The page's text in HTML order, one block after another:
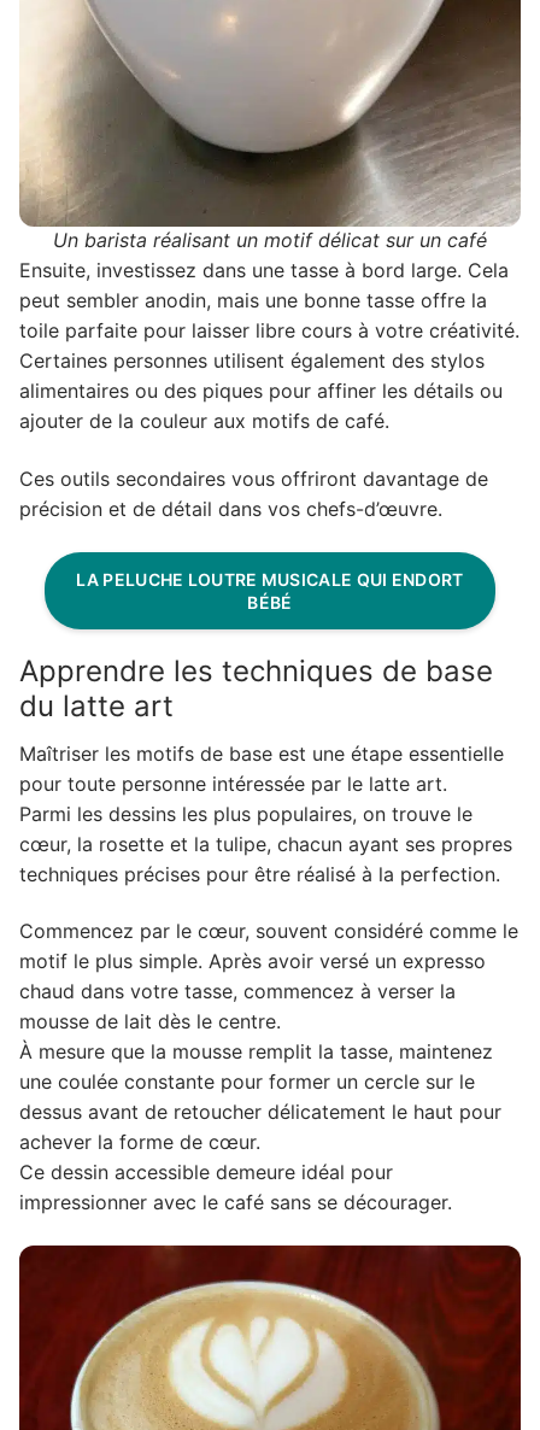
Un barista réalisant un motif délicat sur un café
Ensuite, investissez dans une tasse à bord large. Cela
peut sembler anodin, mais une bonne tasse offre la
toile parfaite pour laisser libre cours à votre créativité.
Certaines personnes utilisent également des stylos
alimentaires ou des piques pour affiner les détails ou
ajouter de la couleur aux motifs de café.
Ces outils secondaires vous offriront davantage de
précision et de détail dans vos chefs-d’œuvre.
LA PELUCHE LOUTRE MUSICALE QUI ENDORT
BÉBÉ
Apprendre les techniques de base
du latte art
Maîtriser les motifs de base est une étape essentielle
pour toute personne intéressée par le latte art.
Parmi les dessins les plus populaires, on trouve le
cœur, la rosette et la tulipe, chacun ayant ses propres
techniques précises pour être réalisé à la perfection.
Commencez par le cœur, souvent considéré comme le
motif le plus simple. Après avoir versé un expresso
chaud dans votre tasse, commencez à verser la
mousse de lait dès le centre.
À mesure que la mousse remplit la tasse, maintenez
une coulée constante pour former un cercle sur le
dessus avant de retoucher délicatement le haut pour
achever la forme de cœur.
Ce dessin accessible demeure idéal pour
impressionner avec le café sans se décourager.